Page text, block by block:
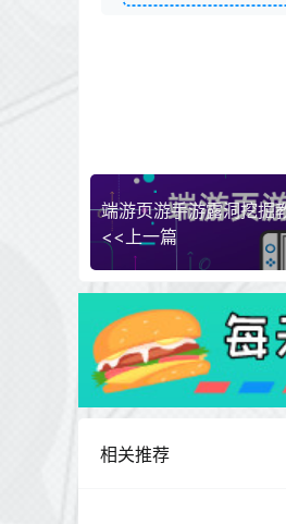
端游页游手游露洞挖掘
<<上一篇
相关推荐